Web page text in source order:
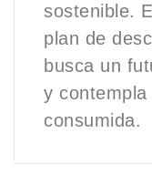
sostenible.
plan de
busca un
y
consumida.